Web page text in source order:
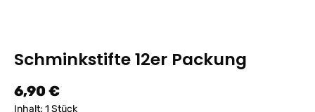
Schminkstifte 12er Packung
Regulärer Preis:
6,90 €
Inhalt: 1 Stück